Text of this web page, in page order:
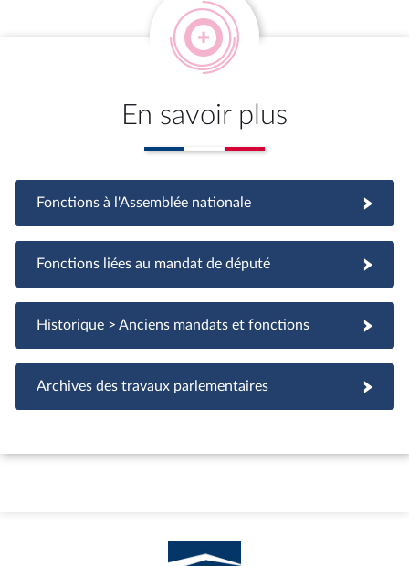
En savoir plus
Fonctions à l'Assemblée nationale
Fonctions à l'Assemblée nationale
Fonctions liées au mandat de député
Fonctions liées au mandat de député
Historique > Anciens mandats et fonctions
Archives des travaux parlementaires